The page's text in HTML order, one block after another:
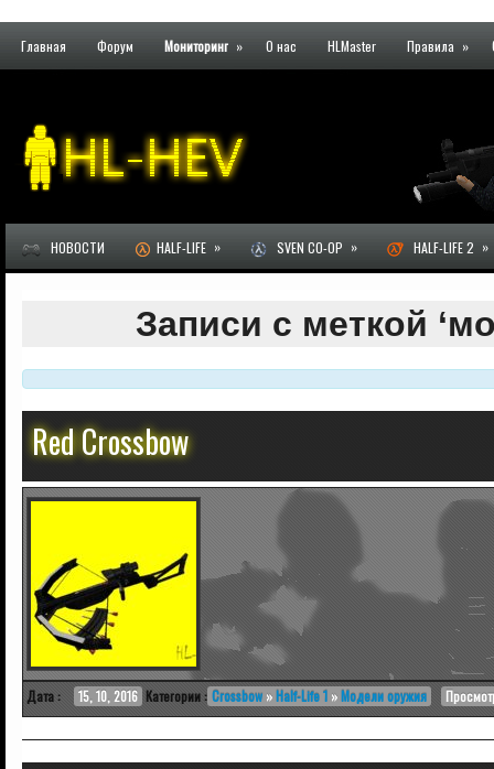
Главная Форум Мониторинг » О нас HLMaster Правила »
НОВОСТИ HALF-LIFE » SVEN CO-OP » HALF-LIFE 2 »
Записи с меткой
Red Crossbow
Дата : 15, 10, 2016 Категории : Crossbow »Half-Life 1 »Модели оружия